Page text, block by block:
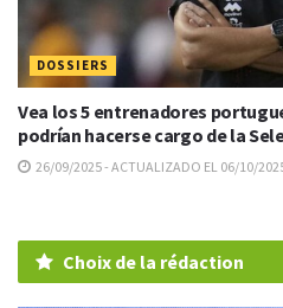
DOSSIERS
Vea los 5 entrenadores
podrían hacerse cargo de la
26/09/2025 - ACTUALIZADO EL 06/10/
Choix de la rédaction